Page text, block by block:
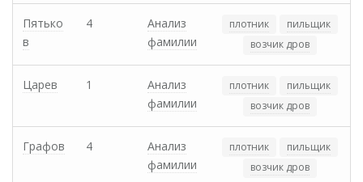
Пятько
в
4
Анализ
фамилии
плотник
пильщик
возчик дров
Царев 1
Анализ
фамилии
плотник
пильщик
возчик дров
Графов 4
Анализ
фамилии
плотник
пильщик
возчик дров